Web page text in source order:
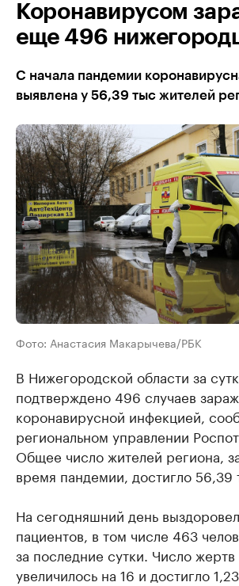
Коронавирусом
еще 496
С начала пандемии
выявлена у 56,39 тыс жителей
Фото: Анастасия Макарычева/РБК
В Нижегородской области за
подтверждено 496 случаев
коронавирусной инфекцией,
региональном управлении
Общее число жителей региона,
время пандемии, достигло 56,39
На сегодняшний день
пациентов, в том числе 463
за последние сутки. Число жертв
увеличилось на 16 и достигло